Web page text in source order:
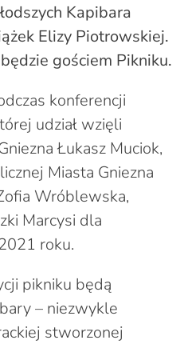
Kapibara
Elizy Piotrowskiej.
gościem Pikniku.
konferencji
udział wzięli
Łukasz Muciok,
Miasta Gniezna
Wróblewska,
Marcysi dla
roku.
pikniku będą
– niezwykle
stworzonej